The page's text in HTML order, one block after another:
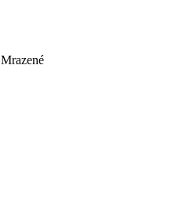
Mrazené